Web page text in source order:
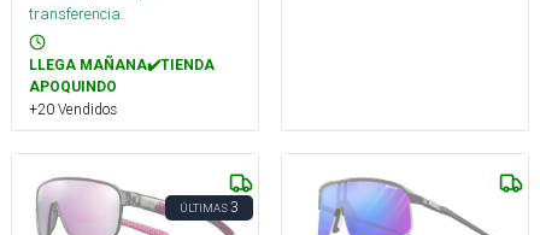
transferencia.
LLEGA MAÑANA✔️TIENDA
APOQUINDO
+20 Vendidos
ÚLTIMAS3